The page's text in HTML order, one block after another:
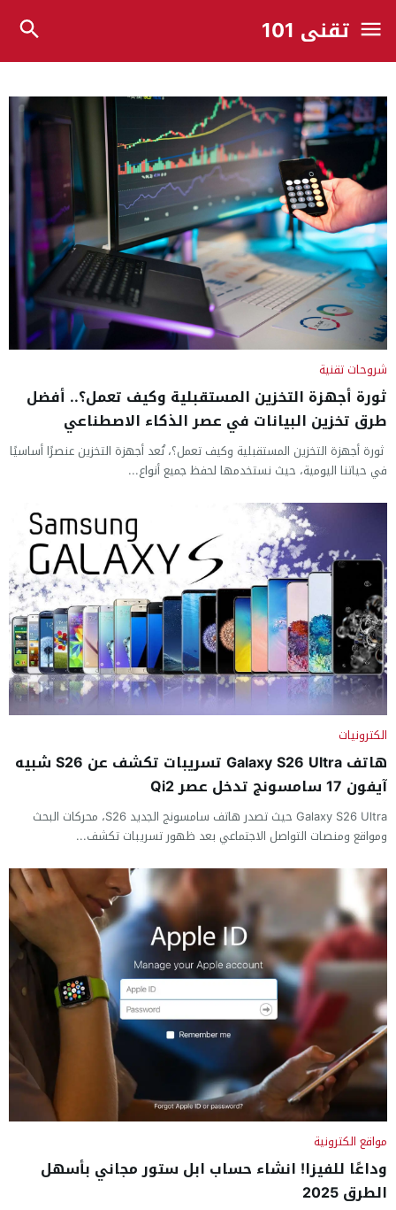
تقني 101
شروحات تقنية
ثورة أجهزة التخزين المستقبلية وكيف تعمل؟.. أفضل
طرق تخزين البيانات في عصر الذكاء الاصطناعي
ثورة أجهزة التخزين المستقبلية وكيف تعمل؟، تُعد أجهزة التخزين عنصرًا أساسيًا
في حياتنا اليومية، حيث نستخدمها لحفظ جميع أنواع...
الكترونيات
هاتف Galaxy S26 Ultra تسريبات تكشف عن S26 شبيه
آيفون 17 سامسونج تدخل عصر Qi2
Galaxy S26 Ultra حيث تصدر هاتف سامسونج الجديد S26، محركات البحث
ومواقع ومنصات التواصل الاجتماعي بعد ظهور تسريبات تكشف...
مواقع الكترونية
وداعًا للفيزا! انشاء حساب ابل ستور مجاني بأسهل
الطرق 2025